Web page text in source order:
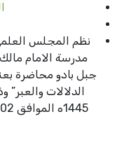
نظم المجلس
مدرسة الامام
جبل بادو محاضرة